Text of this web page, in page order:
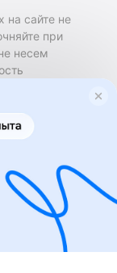
сайте не
при
несем
осуществляется
Бизнесменс.ру
за условия
имеющейся